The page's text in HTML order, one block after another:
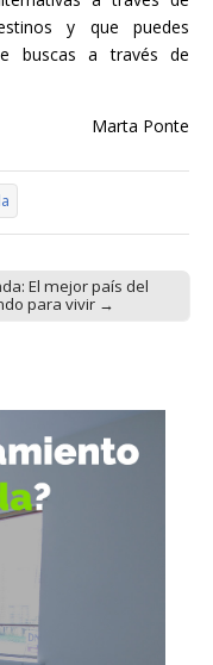
y que puedes
buscas a través de
Marta Ponte
El mejor país del
para vivir →